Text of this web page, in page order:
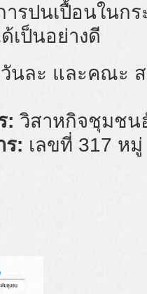
รปนเปื้อนในก
เป็นอย่างดี
นละ และคณะ
: วิสาหกิจชุมช
ร: เลขที่ 317 ห